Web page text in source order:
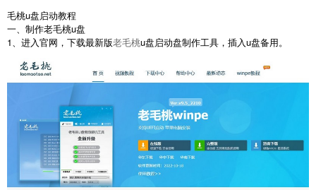
毛桃u盘启动教程
一、制作老毛桃u盘
1、进入官网，下载最新版老毛桃u盘启动盘制作工具，插入u盘备用。